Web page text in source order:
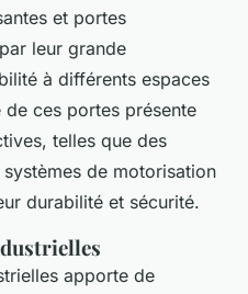
et portes
leur grande
à différents espaces
ces portes présente
telles que des
de motorisation
durabilité et sécurité.
apporte de